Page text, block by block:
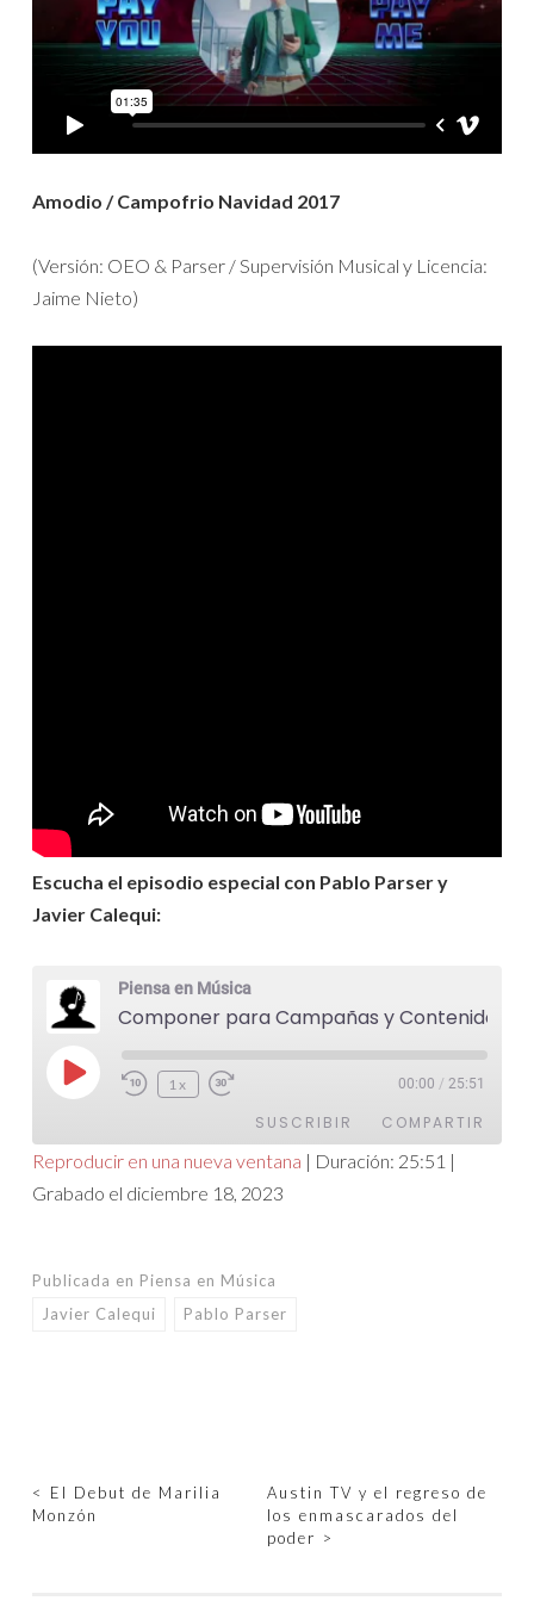
Amodio / Campofrio Navidad 2017
(Versión: OEO & Parser / Supervisión Musical y Licencia:
Jaime Nieto)
Escucha el episodio especial con Pablo Parser y
Javier Calequi:
Piensa en Música
Reproducir
episodio
1x 00:00 / 25:51
SUSCRIBIR COMPARTIR
COMPARTIR
INCRUSTAR
Reproducir en una nueva ventana | Duración: 25:51 |
Grabado el diciembre 18, 2023
Publicada en Piensa en Música
Javier Calequi
Pablo Parser
Navegación
de
<
El Debut de Marilia
Monzón
Austin TV y el regreso de
los enmascarados del
poder >